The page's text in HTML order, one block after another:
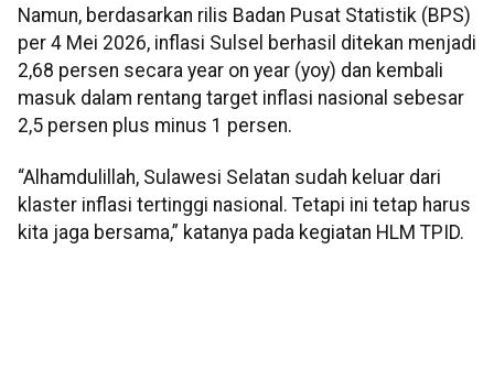
Namun, berdasarkan rilis Badan Pusat Statistik (BPS)
per 4 Mei 2026, inflasi Sulsel berhasil ditekan menjadi
2,68 persen secara year on year (yoy) dan kembali
masuk dalam rentang target inflasi nasional sebesar
2,5 persen plus minus 1 persen.
“Alhamdulillah, Sulawesi Selatan sudah keluar dari
klaster inflasi tertinggi nasional. Tetapi ini tetap harus
kita jaga bersama,” katanya pada kegiatan HLM TPID.